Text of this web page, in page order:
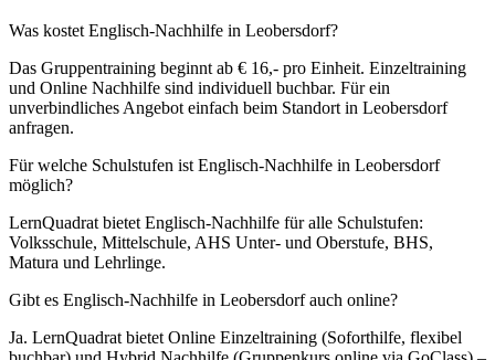
Was kostet Englisch-Nachhilfe in Leobersdorf?
Das Gruppentraining beginnt ab € 16,- pro Einheit. Einzeltraining
und Online Nachhilfe sind individuell buchbar. Für ein
unverbindliches Angebot einfach beim Standort in Leobersdorf
anfragen.
Für welche Schulstufen ist Englisch-Nachhilfe in Leobersdorf
möglich?
LernQuadrat bietet Englisch-Nachhilfe für alle Schulstufen:
Volksschule, Mittelschule, AHS Unter- und Oberstufe, BHS,
Matura und Lehrlinge.
Gibt es Englisch-Nachhilfe in Leobersdorf auch online?
Ja. LernQuadrat bietet Online Einzeltraining (Soforthilfe, flexibel